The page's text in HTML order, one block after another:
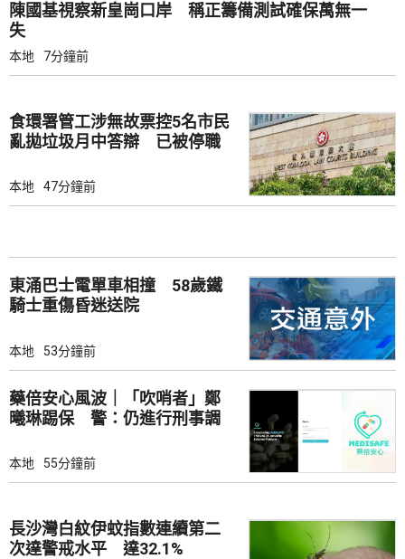
陳國基視察新皇崗口岸 稱正籌備測試確保萬無一
失
本地 7分鐘前
食環署管工涉無故票控5名市民
亂拋垃圾月中答辯 已被停職
本地 47分鐘前
東涌巴士電單車相撞 58歲鐵
騎士重傷昏迷送院
本地 53分鐘前
藥倍安心風波｜「吹哨者」鄭
曦琳踢保 警：仍進行刑事調
本地 55分鐘前
長沙灣白紋伊蚊指數連續第二
次達警戒水平 達32.1%